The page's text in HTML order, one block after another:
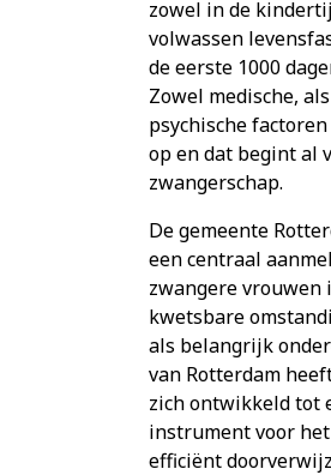
zowel in de
volwassen
de eerste 1000
Zowel medische,
psychische
op en dat begint al
zwangerschap.
De gemeente
een centraal
zwangere vrouwen
kwetsbare
als belangrijk
van Rotterdam
zich ontwikkeld tot
instrument voor
efficiënt